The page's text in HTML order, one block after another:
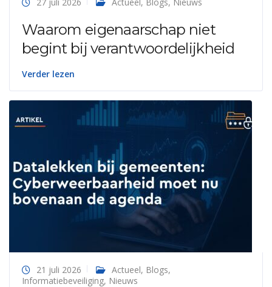
Waarom eigenaarschap niet
begint bij verantwoordelijkheid
Verder lezen
21 juli 2026 Actueel, Blogs,
Informatiebeveiliging, Nieuws